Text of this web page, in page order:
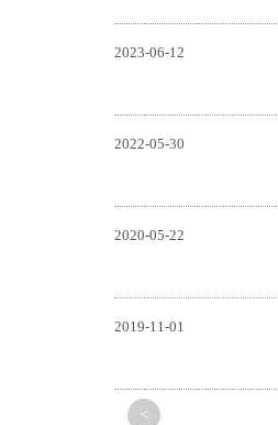
2023-06-12
2022-05-30
2020-05-22
2019-11-01
<